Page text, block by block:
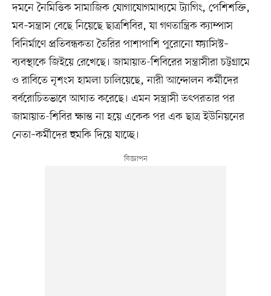
দমনে নৈমিত্তিক সামাজিক যোগাযোগমাধ্যমে ট্যাগিং, পেশিশক্তি,
মব–সন্ত্রাস বেছে নিয়েছে ছাত্রশিবির, যা গণতান্ত্রিক ক্যাম্পাস
বিনির্মাণে প্রতিবন্ধকতা তৈরির পাশাপাশি পুরোনো ফ্যাসিস্ট–
ব্যবস্থাকে জিইয়ে রেখেছে। জামায়াত-শিবিরের সন্ত্রাসীরা চট্টগ্রামে
ও রাবিতে নৃশংস হামলা চালিয়েছে, নারী আন্দোলন কর্মীদের
বর্বরোচিতভাবে আঘাত করেছে। এমন সন্ত্রাসী তৎপরতার পর
জামায়াত-শিবির ক্ষান্ত না হয়ে একেক পর এক ছাত্র ইউনিয়নের
নেতা–কর্মীদের হুমকি দিয়ে যাচ্ছে।